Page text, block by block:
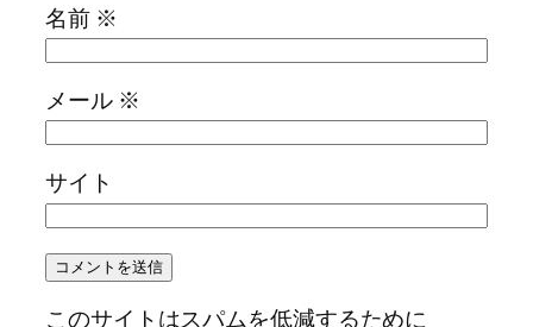
名前 ※
メール ※
サイト
このサイトはスパムを低減するために